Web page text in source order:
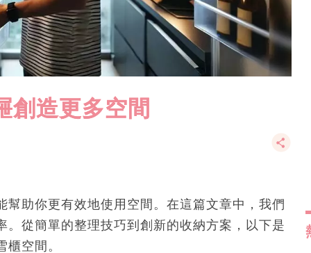
創造更多空間
助你更有效地使用空間。在這篇文章中，我們
從簡單的整理技巧到創新的收納方案，以下是
空間。